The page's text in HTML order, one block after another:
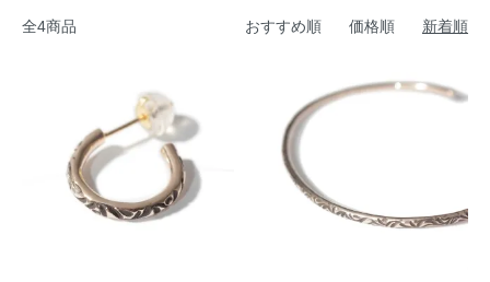
全4商品 おすすめ順 価格順 新着順